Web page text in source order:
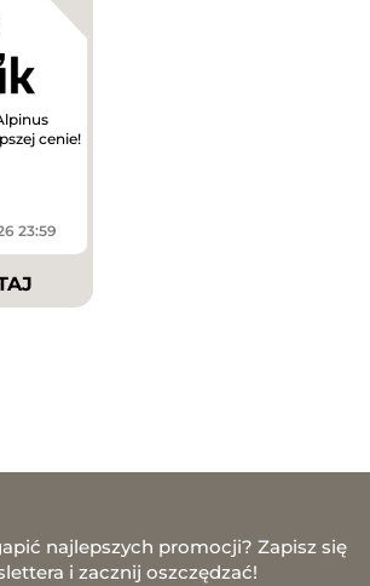
cenie!
23:59
najlepszych promocji? Zapisz się
i zacznij oszczędzać!